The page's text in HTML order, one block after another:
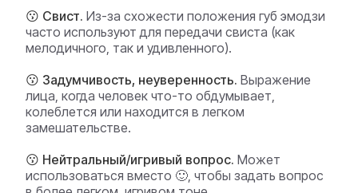
😗 Свист. Из-за схожести положения губ эмодзи
часто используют для передачи свиста (как
мелодичного, так и удивленного).
😗 Задумчивость, неуверенность. Выражение
лица, когда человек что-то обдумывает,
колеблется или находится в легком
замешательстве.
😗 Нейтральный/игривый вопрос. Может
использоваться вместо 🙂, чтобы задать вопрос